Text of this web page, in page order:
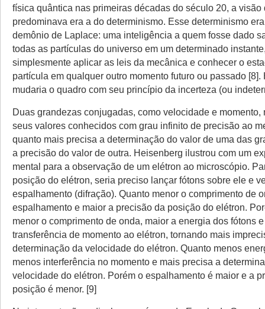
física quântica nas primeiras décadas do século 20, a visão
predominava era a do determinismo. Esse determinismo
demônio de Laplace: uma inteligência a quem fosse dado
todas as partículas do universo em um determinado
simplesmente aplicar as leis da mecânica e conhecer o
partícula em qualquer outro momento futuro ou passado [8].
mudaria o quadro com seu princípio da incerteza (ou
Duas grandezas conjugadas, como velocidade e momento,
seus valores conhecidos com grau infinito de precisão ao
quanto mais precisa a determinação do valor de uma das
a precisão do valor de outra. Heisenberg ilustrou com um
mental para a observação de um elétron ao microscópio.
posição do elétron, seria preciso lançar fótons sobre ele e
espalhamento (difração). Quanto menor o comprimento de
espalhamento e maior a precisão da posição do elétron.
menor o comprimento de onda, maior a energia dos fótons
transferência de momento ao elétron, tornando mais
determinação da velocidade do elétron. Quanto menos
menos interferência no momento e mais precisa a
velocidade do elétron. Porém o espalhamento é maior e a
posição é menor. [9]